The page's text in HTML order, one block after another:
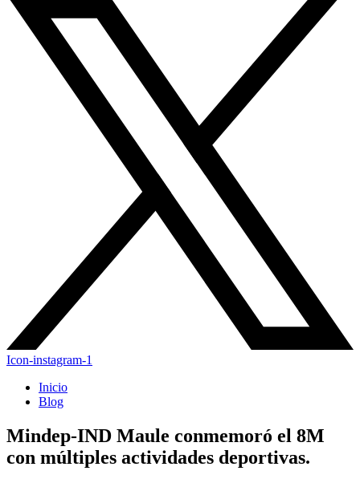
Icon-instagram-1
Inicio
Blog
Mindep-IND Maule conmemoró el 8M
con múltiples actividades deportivas.